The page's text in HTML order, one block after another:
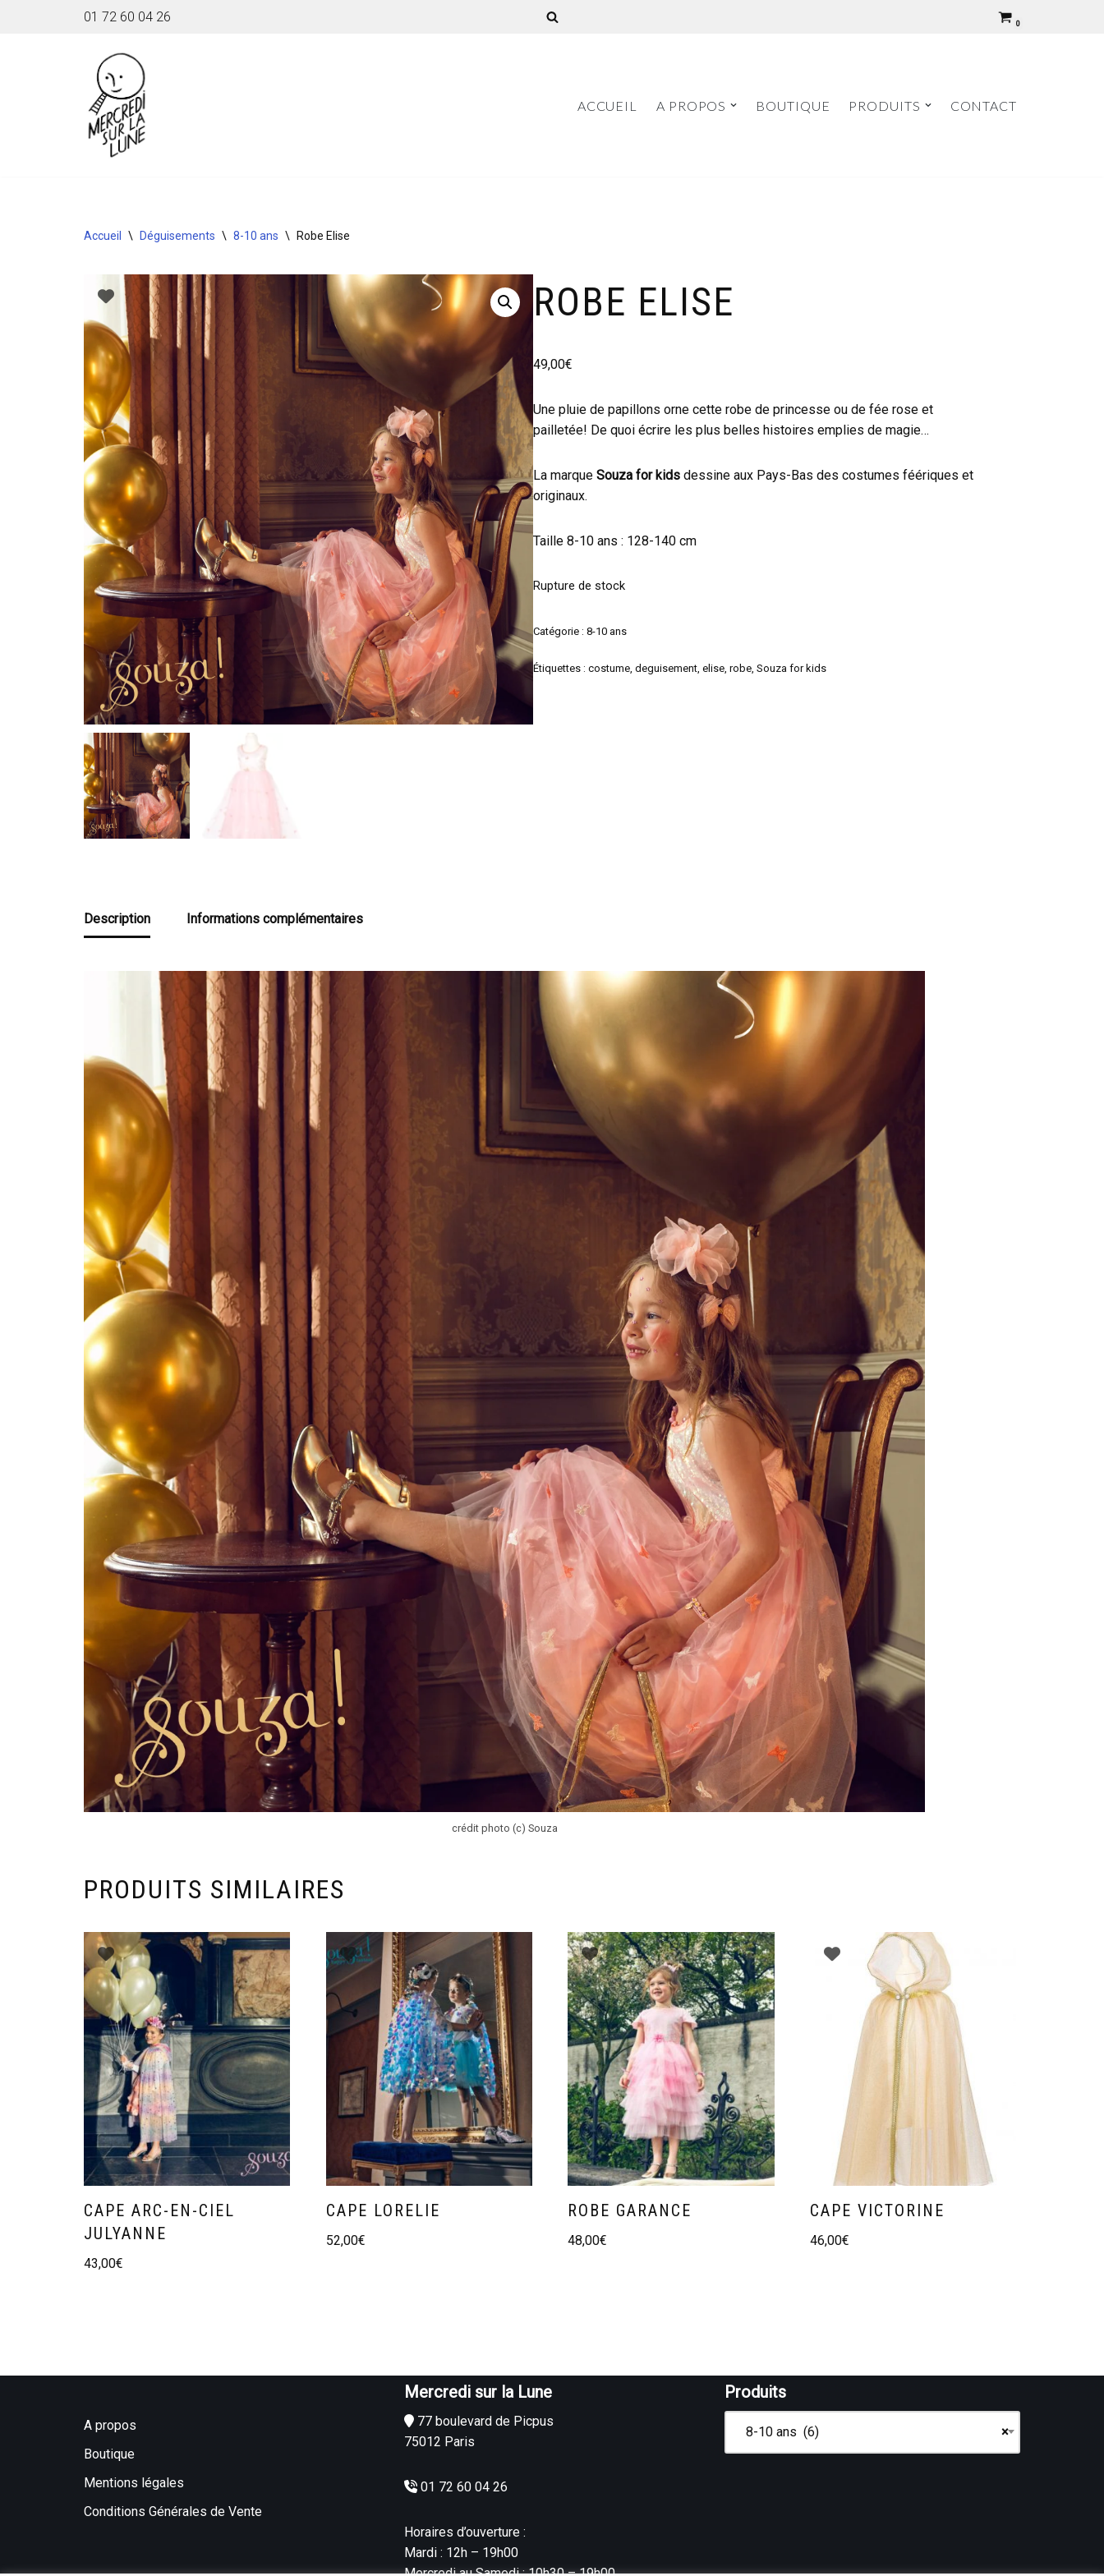
01 72 60 04 26 0
ACCUEIL A PROPOS BOUTIQUE PRODUITS CONTACT
Accueil \ Déguisements \ 8-10 ans \ Robe Elise
ROBE ELISE
49,00€
Une pluie de papillons orne cette robe de princesse ou de fée rose et
pailletée! De quoi écrire les plus belles histoires emplies de magie…
La marqueSouza for kids dessine aux Pays-Bas des costumes féériques et
originaux.
Taille 8-10 ans : 128-140 cm
Rupture de stock
Catégorie :8-10 ans
Étiquettes :costume,deguisement,elise,robe,Souza for kids
Description Informations complémentaires
crédit photo (c) Souza
PRODUITS SIMILAIRES
CAPE ARC-EN-CIEL
JULYANNE
43,00€
CAPE LORELIE
52,00€
ROBE GARANCE
48,00€
CAPE VICTORINE
46,00€
A propos
Boutique
Mentions légales
Conditions Générales de Vente
Mercredi sur la Lune
77 boulevard de Picpus
75012 Paris
01 72 60 04 26
Horaires d’ouverture :
Mardi : 12h – 19h00
Produits
×
8-10 ans (6)